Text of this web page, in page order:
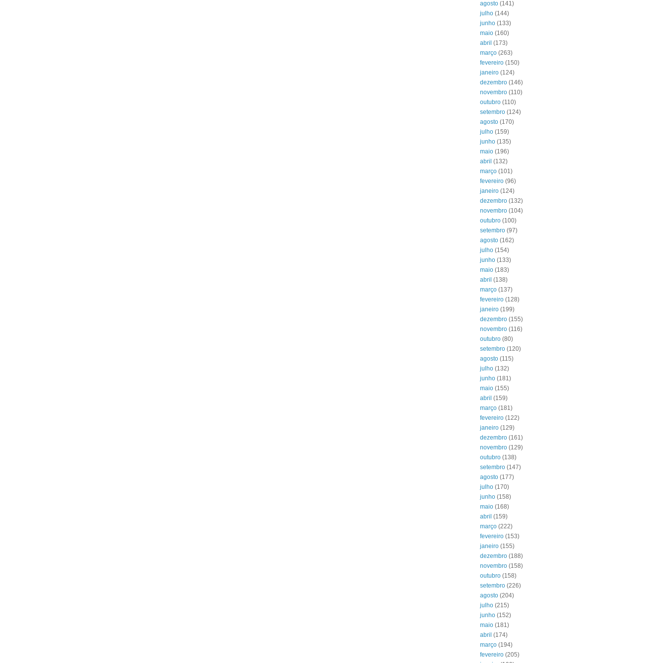
agosto (141)
julho (144)
junho (133)
maio (160)
abril (173)
março (263)
fevereiro (150)
janeiro (124)
dezembro (146)
novembro (110)
outubro (110)
setembro (124)
agosto (170)
julho (159)
junho (135)
maio (196)
abril (132)
março (101)
fevereiro (96)
janeiro (124)
dezembro (132)
novembro (104)
outubro (100)
setembro (97)
agosto (162)
julho (154)
junho (133)
maio (183)
abril (138)
março (137)
fevereiro (128)
janeiro (199)
dezembro (155)
novembro (116)
outubro (80)
setembro (120)
agosto (115)
julho (132)
junho (181)
maio (155)
abril (159)
março (181)
fevereiro (122)
janeiro (129)
dezembro (161)
novembro (129)
outubro (138)
setembro (147)
agosto (177)
julho (170)
junho (158)
maio (168)
abril (159)
março (222)
fevereiro (153)
janeiro (155)
dezembro (188)
novembro (158)
outubro (158)
setembro (226)
agosto (204)
julho (215)
junho (152)
maio (181)
abril (174)
março (194)
fevereiro (205)